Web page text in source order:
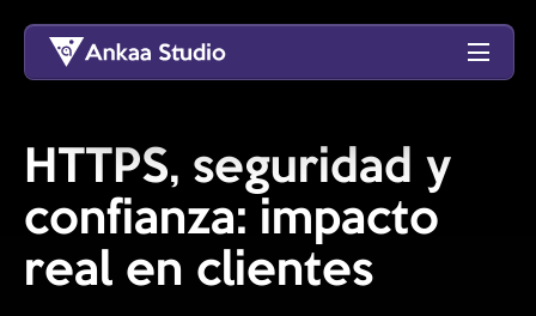
HTTPS, seguridad y
confianza: impacto
real en clientes